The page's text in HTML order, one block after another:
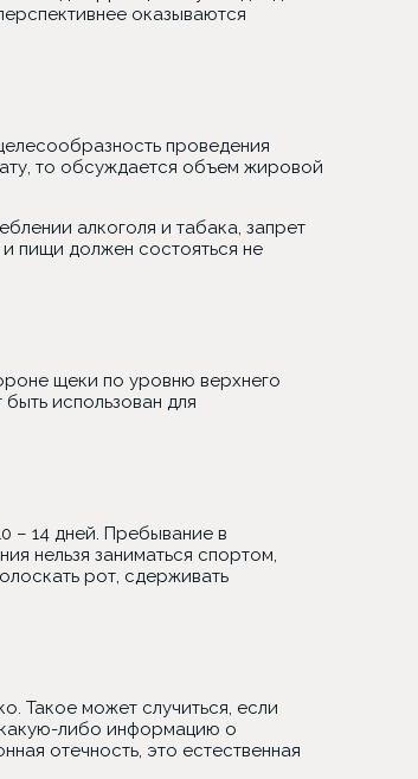
оказываются
проведения
то обсуждается объем жировой
алкоголя и табака, запрет
пищи должен состояться не
щеки по уровню верхнего
использован для
– 14 дней. Пребывание в
нельзя заниматься спортом,
рот, сдерживать
Такое может случиться, если
какую-либо информацию о
отечность, это естественная